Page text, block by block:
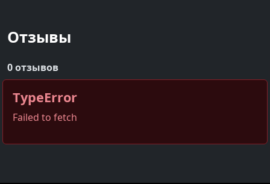
Отзывы
0 отзывов
TypeError
Failed to fetch